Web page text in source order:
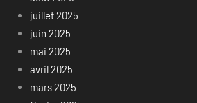
juillet 2025
juin 2025
mai 2025
avril 2025
mars 2025